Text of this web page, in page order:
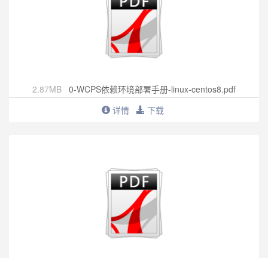
2.87MB 0-WCPS依赖环境部署手册-linux-centos8.pdf
详情
下载